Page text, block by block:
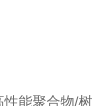
能聚合物/